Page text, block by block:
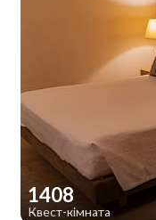
1408
Квест-кімната